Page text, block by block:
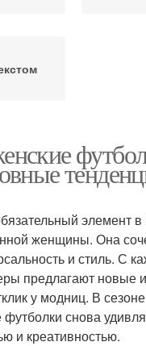
элемент
женщины. Она
и стиль. С
предлагают новые
у модниц. В
снова
и креативностью.